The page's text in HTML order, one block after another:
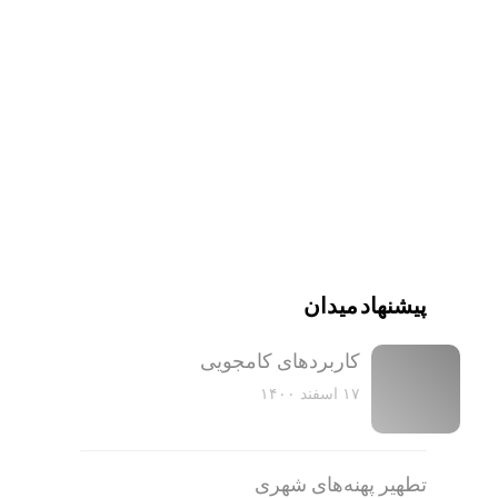
پیشنهاد میدان
کاربرد‌های کامجویی
۱۷ اسفند ۱۴۰۰
تطهیر پهنه‌های شهری